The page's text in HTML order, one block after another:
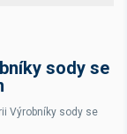
sody se
Výrobníky sody se